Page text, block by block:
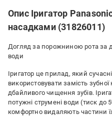
Опис Іригатор
насадками (31826011)
Догляд за порожниною рота за
води
Іригатор це прилад, який
використовувати замість
дбайливого чищення зубів.
потужні струмені води (тиск до
комфортно видаляють частини